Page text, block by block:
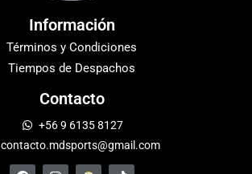
Información
Términos y Condiciones
Tiempos de Despachos
Contacto
+56 9 6135 8127
contacto.mdsports@gmail.com